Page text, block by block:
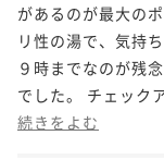
があるのが最大の
リ性の湯で、気持
９時までなのが残
でした。 チェック
続きをよむ